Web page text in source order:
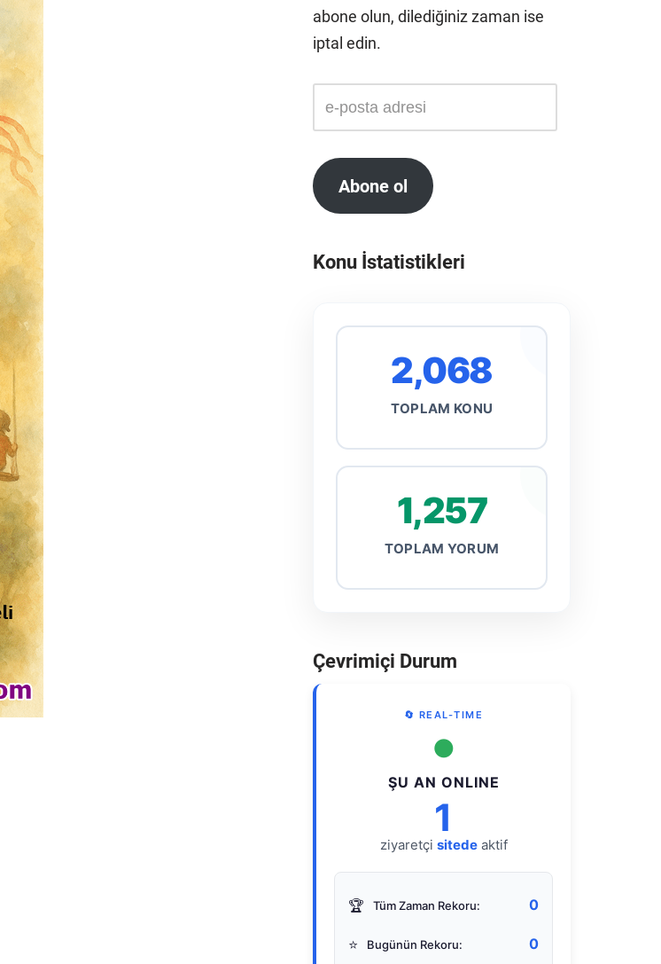
abone olun, dilediğiniz zaman ise
iptal edin.
Abone ol
Konu İstatistikleri
2,068
TOPLAM KONU
1,257
TOPLAM YORUM
Çevrimiçi Durum
🔄 REAL-TIME
●
ŞU AN ONLINE
1
ziyaretçi sitedeaktif
🏆 Tüm Zaman Rekoru: 0
⭐ Bugünün Rekoru: 0